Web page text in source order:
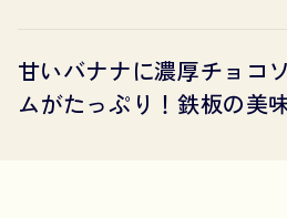
甘いバナナに濃厚チョコ
ムがたっぷり！鉄板の美